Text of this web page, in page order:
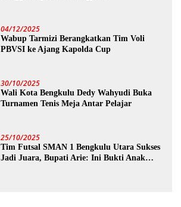
04/12/2025
Wabup Tarmizi Berangkatkan Tim Voli
PBVSI ke Ajang Kapolda Cup
30/10/2025
Wali Kota Bengkulu Dedy Wahyudi Buka
Turnamen Tenis Meja Antar Pelajar
25/10/2025
Tim Futsal SMAN 1 Bengkulu Utara Sukses
Jadi Juara, Bupati Arie: Ini Bukti Anak